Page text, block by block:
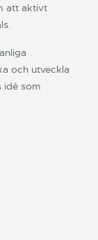
att aktivt
och utveckla
idé som